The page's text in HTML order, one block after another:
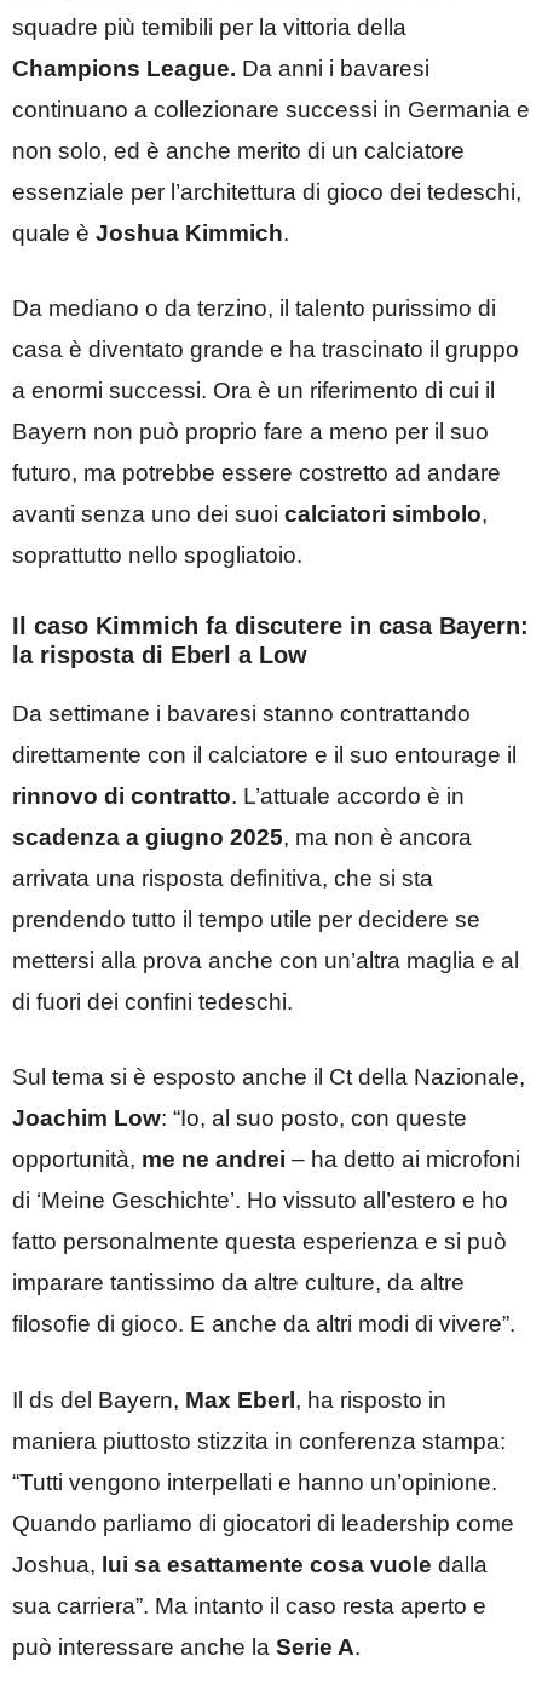
squadre più temibili per la vittoria della
Champions League. Da anni i bavaresi
continuano a collezionare successi in Germania e
non solo, ed è anche merito di un calciatore
essenziale per l’architettura di gioco dei tedeschi,
quale è Joshua Kimmich.
Da mediano o da terzino, il talento purissimo di
casa è diventato grande e ha trascinato il gruppo
a enormi successi. Ora è un riferimento di cui il
Bayern non può proprio fare a meno per il suo
futuro, ma potrebbe essere costretto ad andare
avanti senza uno dei suoi calciatori simbolo,
soprattutto nello spogliatoio.
Il caso Kimmich fa discutere in casa Bayern:
la risposta di Eberl a Low
Da settimane i bavaresi stanno contrattando
direttamente con il calciatore e il suo entourage il
rinnovo di contratto. L’attuale accordo è in
scadenza a giugno 2025, ma non è ancora
arrivata una risposta definitiva, che si sta
prendendo tutto il tempo utile per decidere se
mettersi alla prova anche con un’altra maglia e al
di fuori dei confini tedeschi.
Sul tema si è esposto anche il Ct della Nazionale,
Joachim Low: “Io, al suo posto, con queste
opportunità, me ne andrei – ha detto ai microfoni
di ‘Meine Geschichte’. Ho vissuto all’estero e ho
fatto personalmente questa esperienza e si può
imparare tantissimo da altre culture, da altre
filosofie di gioco. E anche da altri modi di vivere”.
Il ds del Bayern, Max Eberl, ha risposto in
maniera piuttosto stizzita in conferenza stampa:
“Tutti vengono interpellati e hanno un’opinione.
Quando parliamo di giocatori di leadership come
Joshua, lui sa esattamente cosa vuole dalla
sua carriera”. Ma intanto il caso resta aperto e
può interessare anche la Serie A.